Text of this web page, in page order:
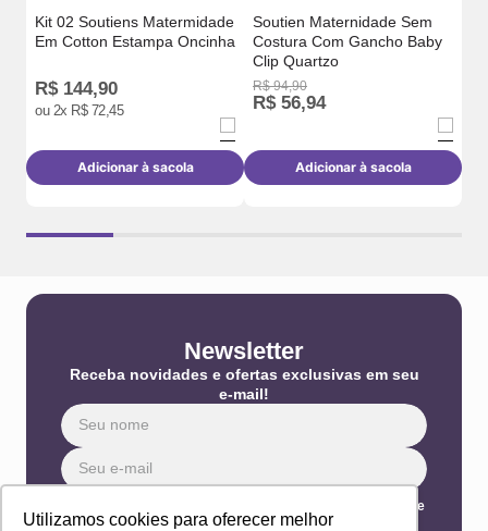
Utilizamos cookies para oferecer melhor
Kit 02 Soutiens Matermidade
Em Cotton Estampa Oncinha
R$ 144,90
ou 2x R$ 72, 45
Adicionar à sacola
Soutien Maternidade Sem
Costura Com Gancho Baby
Clip Quartzo
R$ 94,90
R$ 56,94
Adicionar à sacola
Newsletter
Receba novidades e ofertas exclusivas em seu
e-mail!
Eu concordo com os Termos & Condições e Política de
Privacidade